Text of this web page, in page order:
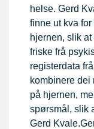
helse. Gerd
finne ut kva
hjernen, slik
friske frå
registerdata
kombinere dei
på hjernen,
spørsmål, slik
Gerd